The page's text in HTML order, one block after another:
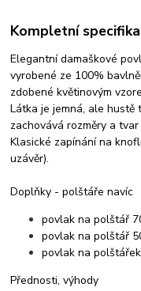
Kompletní
Elegantní damaškové
vyrobené ze 100%
zdobené květinovým
Látka je jemná, ale hustě
zachovává rozměry a
Klasické zapínání na
uzávěr).
Doplňky - polštáře navíc
povlak na polštář
povlak na polštář
povlak na
Přednosti, výhody